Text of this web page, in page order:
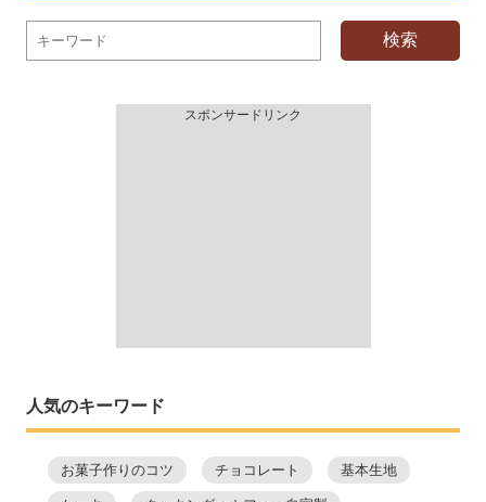
検索
スポンサードリンク
人気のキーワード
お菓子作りのコツ チョコレート 基本生地